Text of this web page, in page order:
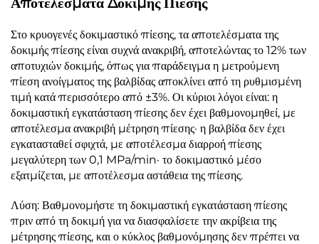
Στο κρυογενές δοκιμαστικό πίεσης, τα αποτελέσματα της
δοκιμής πίεσης είναι συχνά ανακριβή, αποτελώντας το 12% των
αποτυχιών δοκιμής, όπως για παράδειγμα η μετρούμενη
πίεση ανοίγματος της βαλβίδας αποκλίνει από τη ρυθμισμένη
τιμή κατά περισσότερο από ±3%. Οι κύριοι λόγοι είναι: η
δοκιμαστική εγκατάσταση πίεσης δεν έχει βαθμονομηθεί, με
αποτέλεσμα ανακριβή μέτρηση πίεσης· η βαλβίδα δεν έχει
εγκατασταθεί σφιχτά, με αποτέλεσμα διαρροή πίεσης
μεγαλύτερη των 0,1 MPa/min· το δοκιμαστικό μέσο
εξατμίζεται, με αποτέλεσμα αστάθεια της πίεσης.
Λύση: Βαθμονομήστε τη δοκιμαστική εγκατάσταση πίεσης
πριν από τη δοκιμή για να διασφαλίσετε την ακρίβεια της
μέτρησης πίεσης, και ο κύκλος βαθμονόμησης δεν πρέπει να